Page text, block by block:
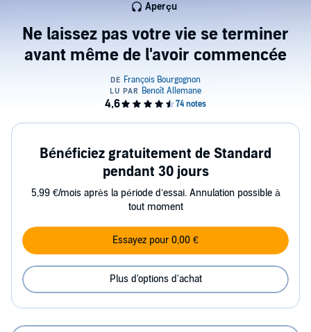
Ne laissez pas votre vie se terminer
avant même de l'avoir commencée
Aperçu
Bénéficiez gratuitement de Standard
pendant 30 jours
5,99 €/mois après la période d’essai. Annulation possible à
tout moment
Essayez pour 0,00 €
Plus d'options d'achat